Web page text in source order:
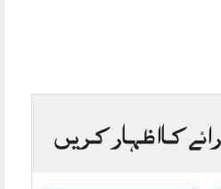
کا اظہار کریں